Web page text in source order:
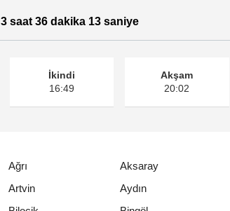
3 saat 36 dakika 13 saniye
İkindi
16:49
Akşam
20:02
Ağrı Aksaray
Artvin Aydın